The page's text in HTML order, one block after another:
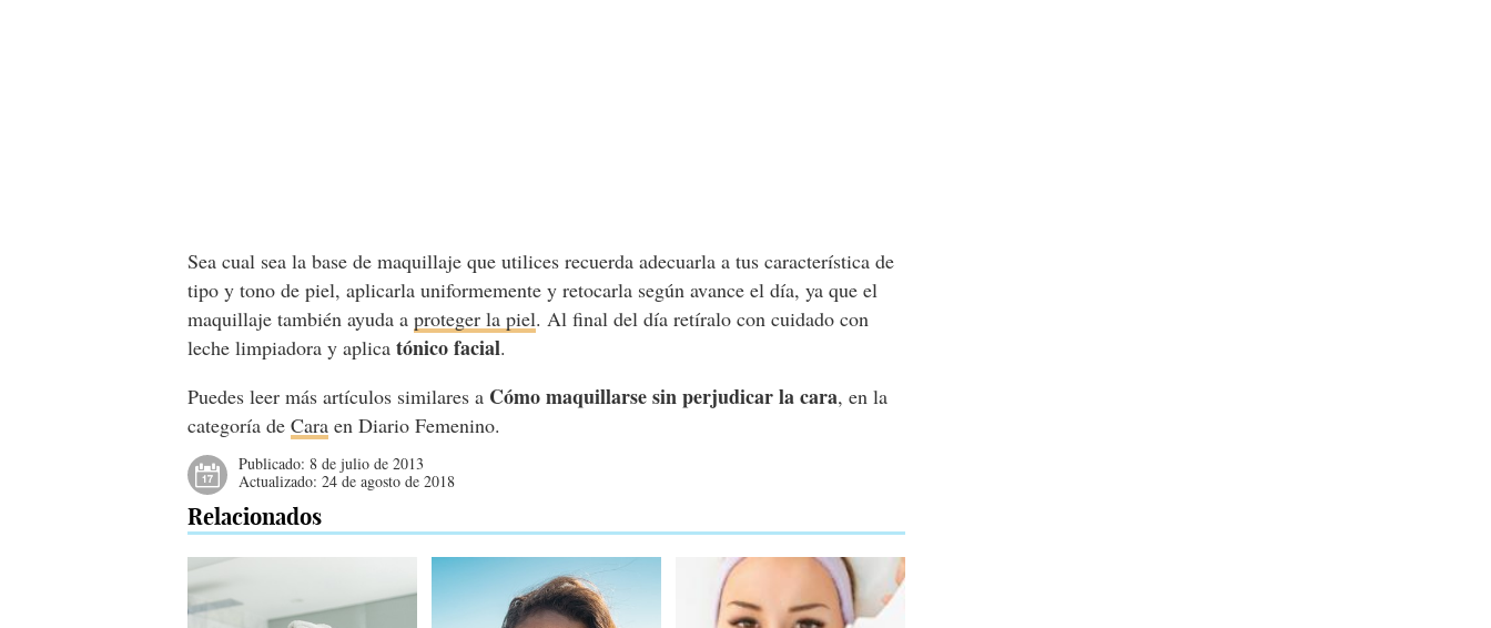
Sea cual sea la base de maquillaje que utilices recuerda adecuarla a tus característica de
tipo y tono de piel, aplicarla uniformemente y retocarla según avance el día, ya que el
maquillaje también ayuda aproteger la piel. Al final del día retíralo con cuidado con
leche limpiadora y aplicatónico facial.
Puedes leer más artículos similares a Cómo maquillarse sin perjudicar la cara, en la
categoría deCara en Diario Femenino.
Publicado:8 de julio de 2013
Actualizado:24 de agosto de 2018
Relacionados